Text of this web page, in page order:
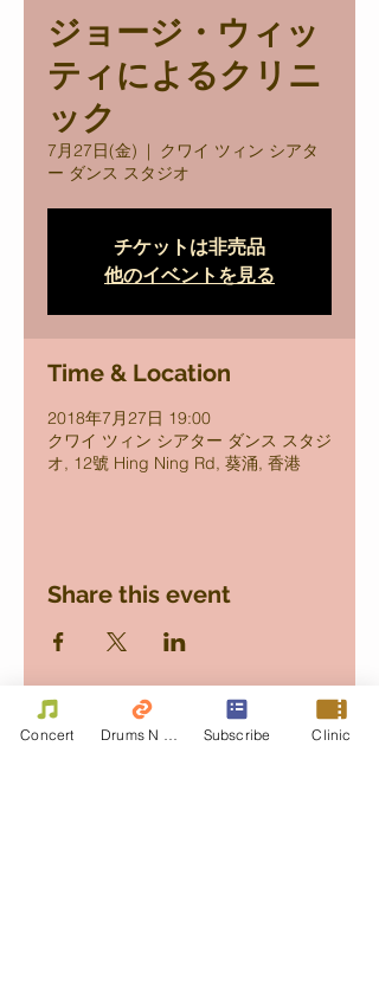
ジョージ・ウィッ
ティによるクリニ
ック
7月27日(金)
  |
クワイ ツィン シアタ
ー ダンス スタジオ
チケットは非売品
他のイベントを見る
Time & Location
2018年7月27日 19:00
クワイ ツィン シアター ダンス スタジ
オ, 12號 Hing Ning Rd, 葵涌, 香港
Share this event
Concert Subscribe Clinic